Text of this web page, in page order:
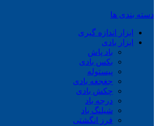
دسته بندی ها
ابزار اندازه گیری
ابزار بادی
باد پاش
بکس بادی
پیستوله
جغجغه بادی
چکش بادی
درجه باد
شیلنگ باد
فرز انگشتی